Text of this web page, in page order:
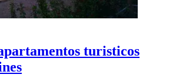
turisticos